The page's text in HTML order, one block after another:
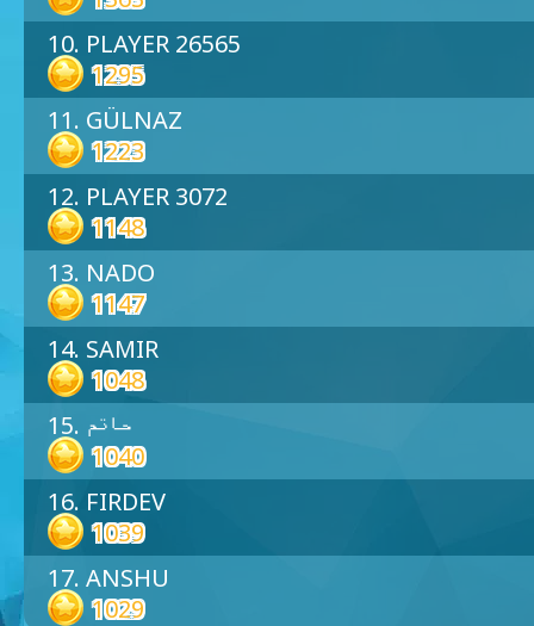
10. PLAYER 26565
1295
11. GÜLNAZ
1223
12. PLAYER 3072
1148
13. NADO
1147
14. SAMIR
1048
15. حاتم
1040
16. FIRDEV
1039
17. ANSHU
1029